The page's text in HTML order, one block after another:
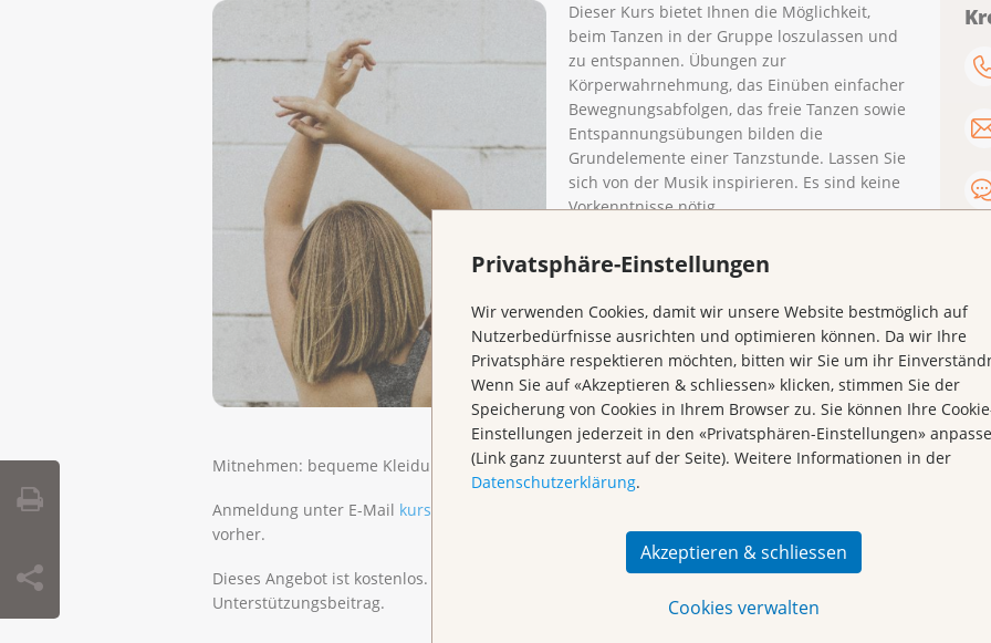
Privatsphäre-Einstellungen
Wir verwenden Cookies, damit wir unsere Website bestmöglich auf
Nutzerbedürfnisse ausrichten und optimieren können. Da wir Ihre
Privatsphäre respektieren möchten, bitten wir Sie um ihr
Wenn Sie auf «Akzeptieren & schliessen» klicken, stimmen Sie der
Speicherung von Cookies in Ihrem Browser zu. Sie können Ihre
Einstellungen jederzeit in den «Privatsphären-Einstellungen»
(Link ganz zuunterst auf der Seite). Weitere Informationen in der
Datenschutzerklärung.
Akzeptieren & schliessen
Cookies verwalten
Dieser Kurs bietet Ihnen die Möglichkeit,
beim Tanzen in der Gruppe loszulassen und
zu entspannen. Übungen zur
Körperwahrnehmung, das Einüben einfacher
Bewegnungsabfolgen, das freie Tanzen sowie
Entspannungsübungen bilden die
Grundelemente einer Tanzstunde. Lassen Sie
sich von der Musik inspirieren. Es sind keine
Vorkenntnisse nötig.
Jeweils am Dienstag von 17.45 bis 19.15 Uhr
im Haus der Krebsliga beider Basel,
05. August
02. September
07. Oktober
04. November
02. Dezember
Mitnehmen: bequeme Kleidung
Anmeldung unter E-Mail kurse@klbb.ch
vorher.
Dieses Angebot ist kostenlos. Spenden sind herzlich willkommen. Wir freuen uns über jeden
Unterstützungsbeitrag.